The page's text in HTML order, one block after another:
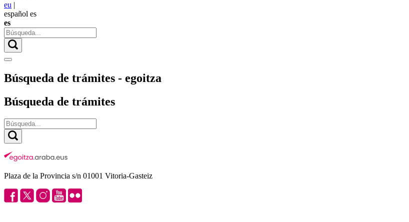
eu |
español es
es
Búsqueda de trámites - egoitza
Búsqueda de trámites
Plaza de la Provincia s/n 01001 Vitoria-Gasteiz